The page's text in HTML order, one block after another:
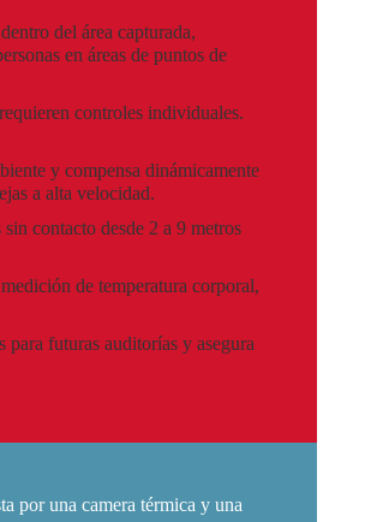
del área capturada,
en áreas de puntos de
controles individuales.
y compensa dinámicamente
a alta velocidad.
contacto desde 2 a 9 metros
de temperatura corporal,
futuras auditorías y asegura
por una camera térmica y una